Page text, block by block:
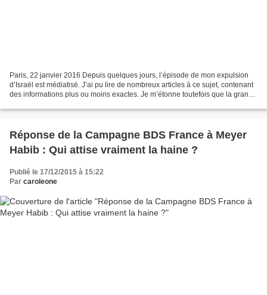
Paris, 22 janvier 2016 Depuis quelques jours, l’épisode de mon expulsion
d’Israël est médiatisé. J’ai pu lire de nombreux articles à ce sujet, contenant
des informations plus ou moins exactes. Je m’étonne toutefois que la grande
Réponse de la Campagne BDS France à Meyer
Habib : Qui attise vraiment la haine ?
Publié le 17/12/2015 à 15:22
Par caroleone